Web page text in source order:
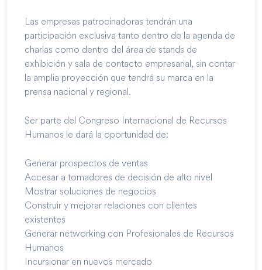
Las empresas patrocinadoras tendrán una
participación exclusiva tanto dentro de la agenda de
charlas como dentro del área de stands de
exhibición y sala de contacto empresarial, sin contar
la amplia proyección que tendrá su marca en la
prensa nacional y regional.
Ser parte del Congreso Internacional de Recursos
Humanos le dará la oportunidad de:
Generar prospectos de ventas
Accesar a tomadores de decisión de alto nivel
Mostrar soluciones de negocios
Construir y mejorar relaciones con clientes
existentes
Generar networking con Profesionales de Recursos
Humanos
Incursionar en nuevos mercado